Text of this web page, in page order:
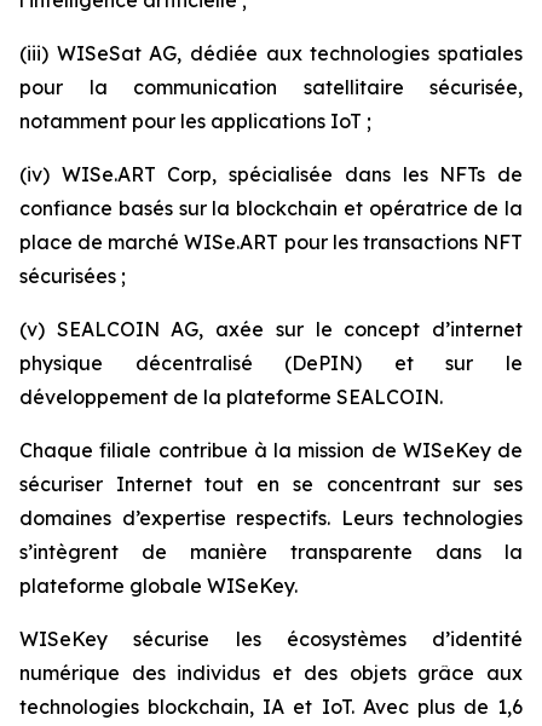
(iii) WISeSat AG, dédiée aux technologies spatiales
pour la communication satellitaire sécurisée,
notamment pour les applications IoT ;
(iv) WISe.ART Corp, spécialisée dans les NFTs de
confiance basés sur la blockchain et opératrice de la
place de marché WISe.ART pour les transactions NFT
sécurisées ;
(v) SEALCOIN AG, axée sur le concept d’internet
physique décentralisé (DePIN) et sur le
développement de la plateforme SEALCOIN.
Chaque filiale contribue à la mission de WISeKey de
sécuriser Internet tout en se concentrant sur ses
domaines d’expertise respectifs. Leurs technologies
s’intègrent de manière transparente dans la
plateforme globale WISeKey.
WISeKey sécurise les écosystèmes d’identité
numérique des individus et des objets grâce aux
technologies blockchain, IA et IoT. Avec plus de 1,6